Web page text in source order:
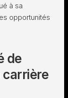
à sa
opportunités
de
carrière